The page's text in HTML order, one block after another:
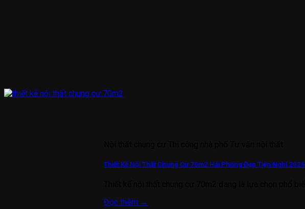
Thiết Kế Nội Thất Chung Cư 70m2 Hải Phòng Đẹp Tiện Nghi 2026
Đọc thêm →